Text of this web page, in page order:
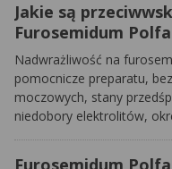
Jakie są
Furosemidum
Nadwrażliwość na
pomocnicze preparatu,
moczowych, stany
niedobory elektrolitów,
Furosemidum